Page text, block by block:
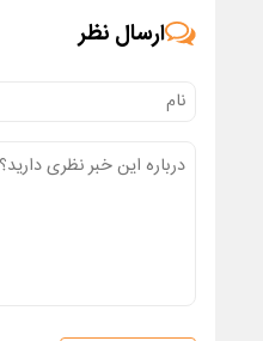
ارسال نظر